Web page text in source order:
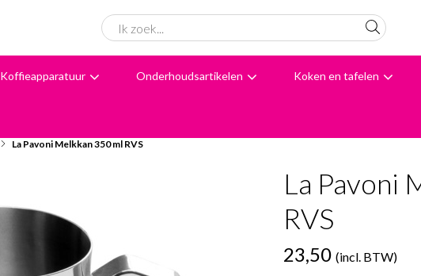
Koffieapparatuur Onderhoudsartikelen Koken en tafelen
La Pavoni Melkkan 350 ml RVS
La Pavoni
RVS
23,50 (incl. BTW)